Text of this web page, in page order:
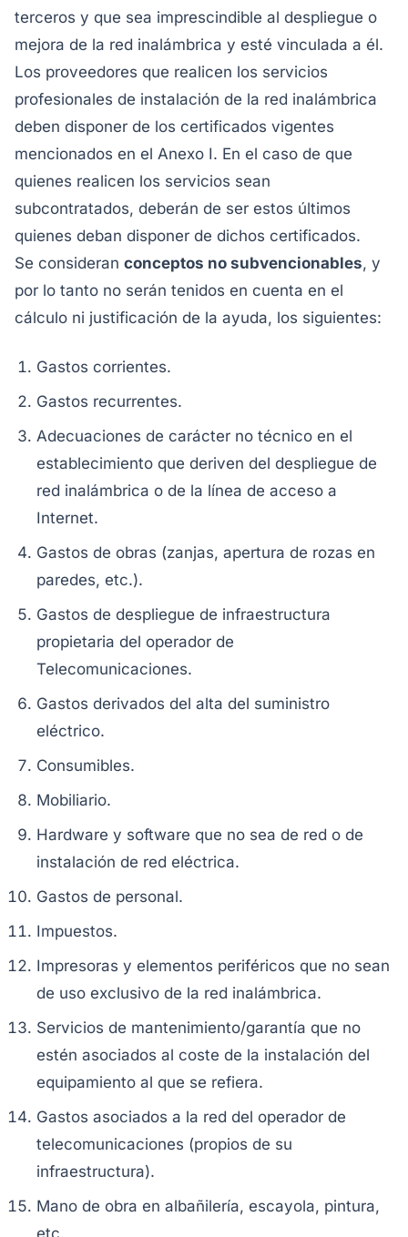
terceros y que sea imprescindible al despliegue o
mejora de la red inalámbrica y esté vinculada a él.
Los proveedores que realicen los servicios
profesionales de instalación de la red inalámbrica
deben disponer de los certificados vigentes
mencionados en el Anexo I. En el caso de que
quienes realicen los servicios sean
subcontratados, deberán de ser estos últimos
quienes deban disponer de dichos certificados.
Se consideran conceptos no subvencionables, y
por lo tanto no serán tenidos en cuenta en el
cálculo ni justificación de la ayuda, los siguientes:
Gastos corrientes.
Gastos recurrentes.
Adecuaciones de carácter no técnico en el
establecimiento que deriven del despliegue de
red inalámbrica o de la línea de acceso a
Internet.
Gastos de obras (zanjas, apertura de rozas en
paredes, etc.).
Gastos de despliegue de infraestructura
propietaria del operador de
Telecomunicaciones.
Gastos derivados del alta del suministro
eléctrico.
Consumibles.
Mobiliario.
Hardware y software que no sea de red o de
instalación de red eléctrica.
Gastos de personal.
Impuestos.
Impresoras y elementos periféricos que no sean
de uso exclusivo de la red inalámbrica.
Servicios de mantenimiento/garantía que no
estén asociados al coste de la instalación del
equipamiento al que se refiera.
Gastos asociados a la red del operador de
telecomunicaciones (propios de su
infraestructura).
Mano de obra en albañilería, escayola, pintura,
etc.